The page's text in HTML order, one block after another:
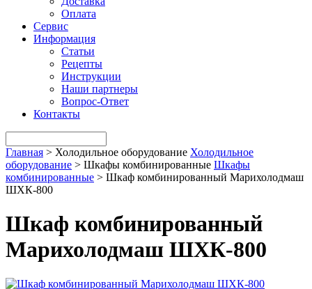
Оплата
Сервис
Информация
Статьи
Рецепты
Инструкции
Наши партнеры
Вопрос-Ответ
Контакты
Главная > Холодильное оборудование Холодильное
оборудование > Шкафы комбинированные Шкафы
комбинированные > Шкаф комбинированный Марихолодмаш
ШХК-800
Шкаф комбинированный
Марихолодмаш ШХК-800